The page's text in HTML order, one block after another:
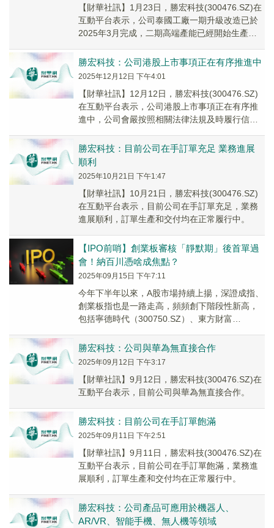
【財華社訊】1月23日，勝宏科技(300476.SZ)在
互動平台表示，公司泰國工廠一期升級改造已於
2025年3月完成，二期高端產能已經開始生產驗
勝宏科技：公司港股上市事項正在有序推進中
2025年12月12日 下午4:01
【財華社訊】12月12日，勝宏科技(300476.SZ)
在互動平台表示，公司港股上市事項正在有序推
進中，公司會嚴按照相關法律法規及時履行信息
勝宏科技：目前公司在手訂單充足 業務進展
順利
2025年10月21日 下午1:47
【財華社訊】10月21日，勝宏科技(300476.SZ)
在互動平台表示，目前公司在手訂單充足，業務
進展順利，訂單生產和交付均在正常履行中。
【IPO前哨】創業板審核「靜默期」後首單過
會！納百川憑啥成焦點？
2025年09月15日 下午7:11
今年下半年以來，A股市場持續上揚，深證成指、
創業板指也是一路走高，頻頻創下階段性新高，
包括寧德時代（300750.SZ）、東方財富
勝宏科技：公司與華為無直接合作
2025年09月12日 下午3:17
【財華社訊】9月12日，勝宏科技(300476.SZ)在
互動平台表示，目前公司與華為無直接合作。
勝宏科技：目前公司在手訂單飽滿
2025年09月11日 下午2:51
【財華社訊】9月11日，勝宏科技(300476.SZ)在
互動平台表示，目前公司在手訂單飽滿，業務進
展順利，訂單生產和交付均在正常履行中。
勝宏科技：公司產品可應用於機器人、
AR/VR、智能手機、無人機等領域